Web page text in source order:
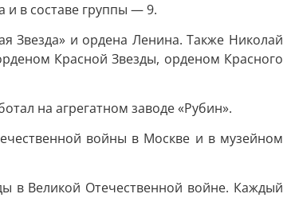
и в составе группы — 9.
Звезда» и ордена Ленина. Также Николай
Красной Звезды, орденом Красного
на агрегатном заводе «Рубин».
войны в Москве и в музейном
в Великой Отечественной войне. Каждый